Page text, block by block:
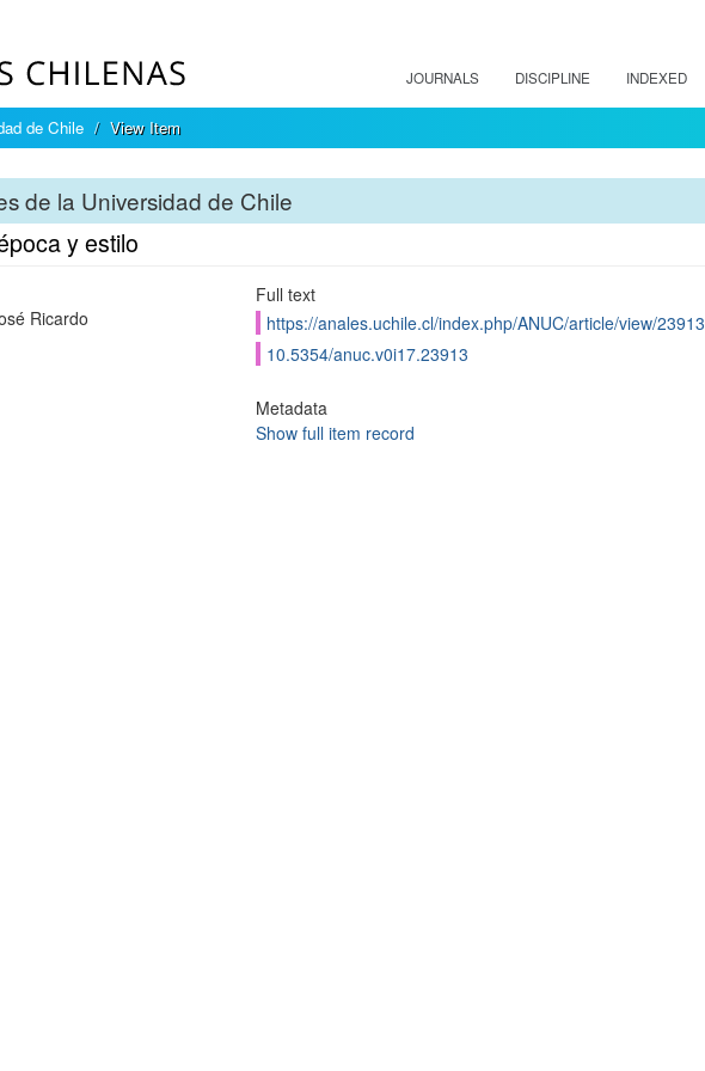
JOURNALS DISCIPLINE INDEXED
de Chile View Item
de la Universidad de Chile
y estilo
Ricardo
Full text
https://anales.uchile.cl/index.php/ANUC/article/view/23913
10.5354/anuc.v0i17.23913
Metadata
Show full item record